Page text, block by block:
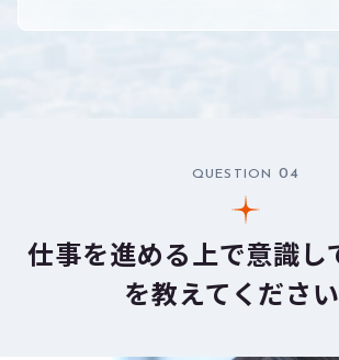
QUESTION 04
仕事を進める上で意識し
を教えてください